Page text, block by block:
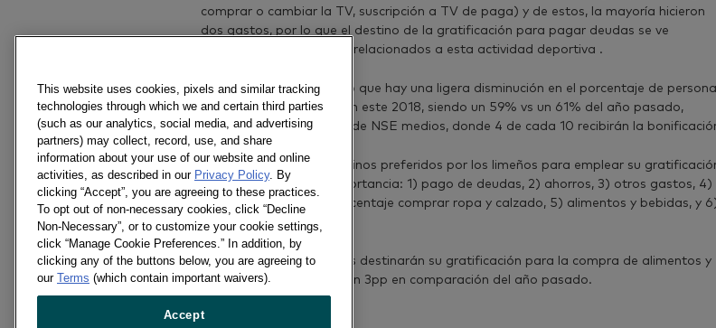
comprar o cambiar la TV, suscripción a TV de paga) y de estos, la mayoría hicieron
dos gastos, por lo que el destino de la gratificación para pagar deudas se ve
explicado por los gastos relacionados a esta actividad deportiva .
Por otro lado, se observó que hay una ligera disminución en el porcentaje de
que recibirán gratificación este 2018, siendo un 59% vs un 61% del año pasado,
destacando los hogares de NSE medios, donde 4 de cada 10 recibirán la
Asimismo, entre los destinos preferidos por los limeños para emplear su
figuran, en orden de importancia: 1) pago de deudas, 2) ahorros, 3) otros gastos, 4)
educación, y en igual porcentaje comprar ropa y calzado, 5) alimentos y bebidas, y
Viajes.
Este año, menos hogares destinarán su gratificación para la compra de alimentos y
bebidas , disminuyendo en 3pp en comparación del año pasado.
This website uses cookies, pixels and similar tracking
technologies through which we and certain third parties
(such as our analytics, social media, and advertising
partners) may collect, record, use, and share
information about your use of our website and online
activities, as described in our Privacy Policy. By
clicking “Accept”, you are agreeing to these practices.
To opt out of non-necessary cookies, click “Decline
Non-Necessary”, or to customize your cookie settings,
click “Manage Cookie Preferences.” In addition, by
clicking any of the buttons below, you are agreeing to
our Terms (which contain important waivers).
Accept